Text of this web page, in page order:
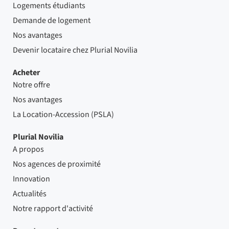
Logements étudiants
Demande de logement
Nos avantages
Devenir locataire chez Plurial Novilia
Acheter
Notre offre
Nos avantages
La Location-Accession (PSLA)
Plurial Novilia
A propos
Nos agences de proximité
Innovation
Actualités
Notre rapport d'activité